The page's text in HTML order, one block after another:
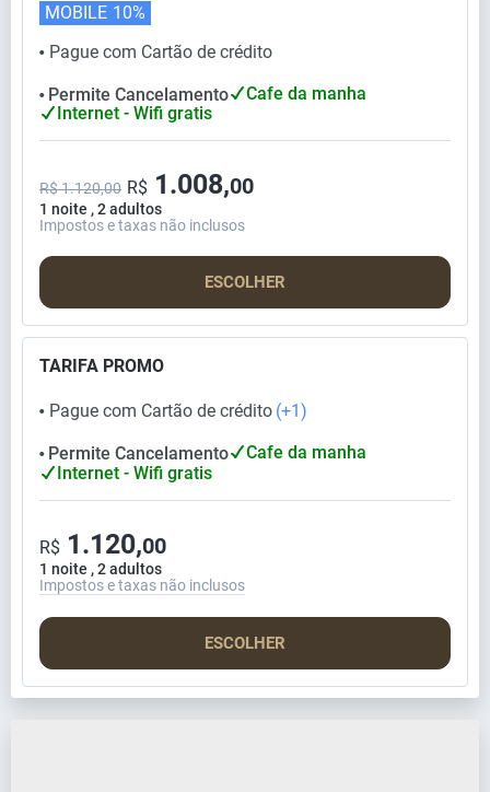
⬤ Pague com Cartão de crédito
MOBILE 10%
⬤ Permite Cancelamento
Cafe da manha
Internet - Wifi gratis
1 noite , 2 adultos
R$ 1.120,00 R$ 1.008,00
Impostos e taxas não inclusos
ESCOLHER
TARIFA PROMO
⬤ Pague com Cartão de crédito (+1)
⬤ Permite Cancelamento
Cafe da manha
Internet - Wifi gratis
1 noite , 2 adultos
R$ 1.120,00
Impostos e taxas não inclusos
ESCOLHER